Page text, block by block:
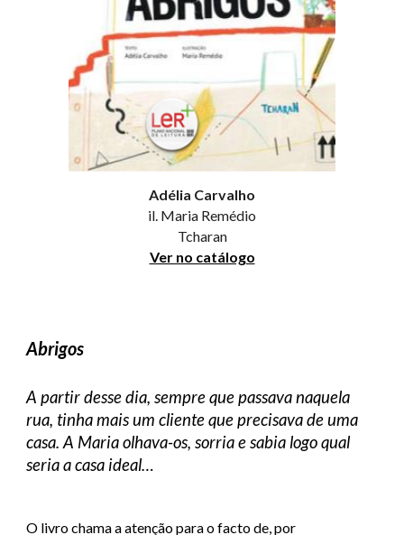
Adélia Carvalho
il. Maria Remédio
Tcharan
Ver no catálogo
Abrigos
A partir desse dia, sempre que passava naquela
rua, tinha mais um cliente que precisava de uma
casa. A Maria olhava-os, sorria e sabia logo qual
seria a casa ideal…
O livro chama a atenção para o facto de, por